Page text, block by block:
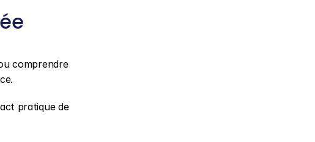
comprendre
pratique de